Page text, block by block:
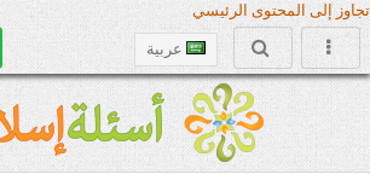
تجاوز إلى المحتوى الرئيسي
عربية